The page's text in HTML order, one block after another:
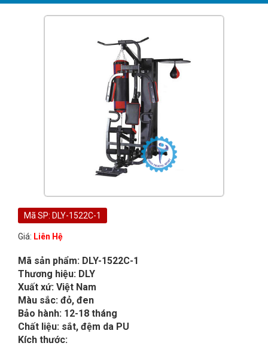
Mã SP: DLY-1522C-1
Giá: Liên Hệ
Mã sản phẩm: DLY-1522C-1
Thương hiệu: DLY
Xuất xứ: Việt Nam
Màu sắc: đỏ, đen
Bảo hành: 12-18 tháng
Chất liệu: sắt, đệm da PU
Kích thước: